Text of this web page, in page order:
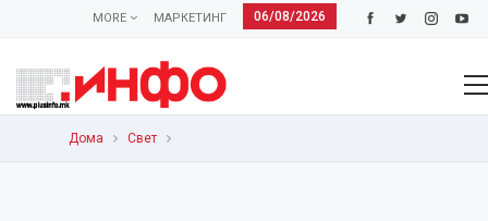
06/08/2026
МАРКЕТИНГ
MORE
Дома Свет